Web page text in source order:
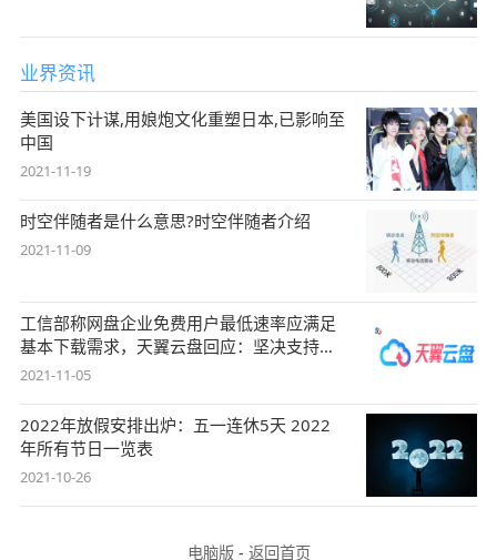
业界资讯
美国设下计谋,用娘炮文化重塑日本,已影响至
中国
2021-11-19
时空伴随者是什么意思?时空伴随者介绍
2021-11-09
工信部称网盘企业免费用户最低速率应满足
基本下载需求，天翼云盘回应：坚决支持，
始终
2021-11-05
2022年放假安排出炉：五一连休5天 2022
年所有节日一览表
2021-10-26
电脑版- 返回首页